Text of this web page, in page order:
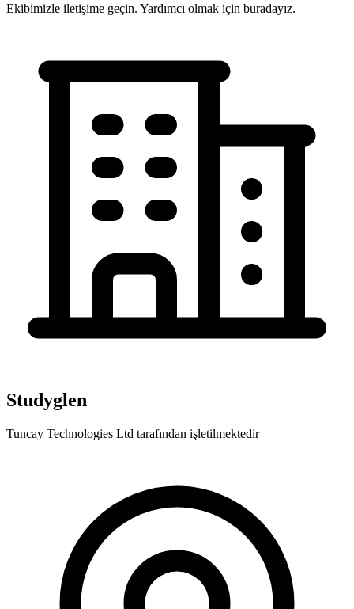
Ekibimizle iletişime geçin. Yardımcı olmak için buradayız.
Studyglen
Tuncay Technologies Ltd tarafından işletilmektedir